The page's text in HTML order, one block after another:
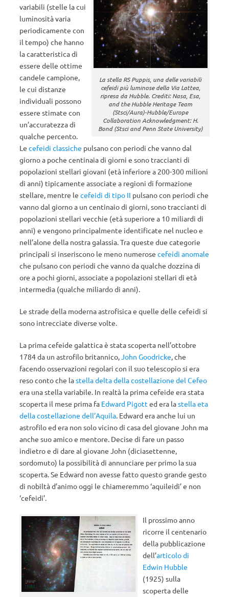
La stella RS Puppis, una delle variabili
cefeidi più luminose della Via Lattea,
ripresa da Hubble. Crediti: Nasa, Esa,
and the Hubble Heritage Team
(Stsci/Aura)-Hubble/Europe
Collaboration Acknowledgment: H.
Bond (Stsci and Penn State University)
variabili (stelle la cui
luminosità varia
periodicamente con
il tempo) che hanno
la caratteristica di
essere delle ottime
candele campione,
le cui distanze
individuali possono
essere stimate con
un’accuratezza di
qualche percento.
Le cefeidi classiche pulsano con periodi che vanno dal
giorno a poche centinaia di giorni e sono traccianti di
popolazioni stellari giovani (età inferiore a 200-300 milioni
di anni) tipicamente associate a regioni di formazione
stellare, mentre le cefeidi di tipo II pulsano con periodi che
vanno dal giorno a un centinaio di giorni, sono traccianti di
popolazioni stellari vecchie (età superiore a 10 miliardi di
anni) e vengono principalmente identificate nel nucleo e
nell’alone della nostra galassia. Tra queste due categorie
principali si inseriscono le meno numerose cefeidi anomale
che pulsano con periodi che vanno da qualche dozzina di
ore a pochi giorni, associate a popolazioni stellari di età
intermedia (qualche miliardo di anni).
Le strade della moderna astrofisica e quelle delle cefeidi si
sono intrecciate diverse volte.
La prima cefeide galattica è stata scoperta nell’ottobre
1784 da un astrofilo britannico,John Goodricke, che
facendo osservazioni regolari con il suo telescopio si era
reso conto che lastella delta della costellazione del Cefeo
era una stella variabile. In realtà la prima cefeide era stata
scoperta il mese prima fa Edward Pigott ed era lastella eta
della costellazione dell’Aquila. Edward era anche lui un
astrofilo ed era non solo vicino di casa del giovane John ma
anche suo amico e mentore. Decise di fare un passo
indietro e di dare al giovane John (diciasettenne,
sordomuto) la possibilità di annunciare per primo la sua
scoperta. Se Edward non avesse fatto questo grande gesto
di nobiltà d’animo oggi le chiameremmo ‘aquileidi’ e non
‘cefeidi’.
Il prossimo anno
ricorre il centenario
della pubblicazione
dell’articolo di
Edwin Hubble
(1925) sulla
scoperta delle